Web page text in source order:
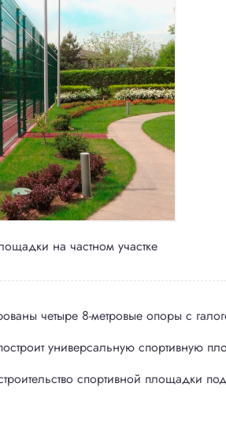
Визуализация
террас
пространств
1 м² дорожки
на частном участке
четыре 8-метровые опоры с
универсальную спортивную
спортивной площадки